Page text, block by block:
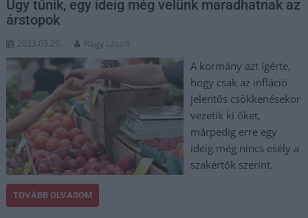
Úgy tűnik, egy ideig még velünk maradhatnak az
árstopok
2023.03.29. Nagy László
A kormány azt ígérte,
hogy csak az infláció
jelentős csökkenésekor
vezetik ki őket,
márpedig erre egy
ideig még nincs esély a
szakértők szerint.
TOVÁBB OLVASOM